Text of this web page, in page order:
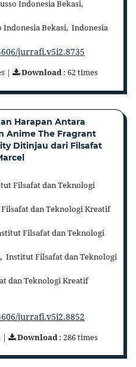
Indonesia Bekasi,
Indonesia Bekasi, Indonesia
jurrafi.v5i2.8735
| Download: 62 times
Harapan Antara
Anime The Fragrant
Ditinjau dari Filsafat
Filsafat dan Teknologi
dan Teknologi Kreatif
Filsafat dan Teknologi
Institut Filsafat dan Teknologi
dan Teknologi Kreatif
jurrafi.v5i2.8852
| Download : 286 times